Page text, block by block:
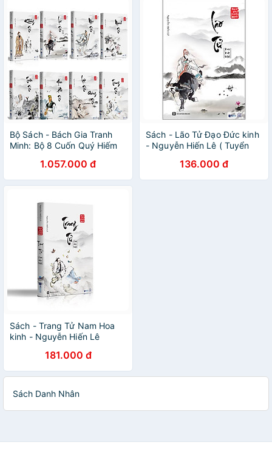
Bộ Sách - Bách Gia Tranh
Minh: Bộ 8 Cuốn Quý Hiếm
1.057.000 đ
Sách - Lão Tử Đạo Đức kinh
- Nguyễn Hiến Lê ( Tuyển
136.000 đ
Sách - Trang Tử Nam Hoa
kinh - Nguyễn Hiến Lê
181.000 đ
Sách Danh Nhân